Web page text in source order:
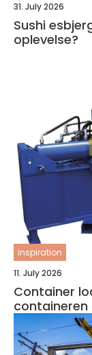
31. July 2026
Sushi
oplevelse?
inspiration
11. July 2026
Container